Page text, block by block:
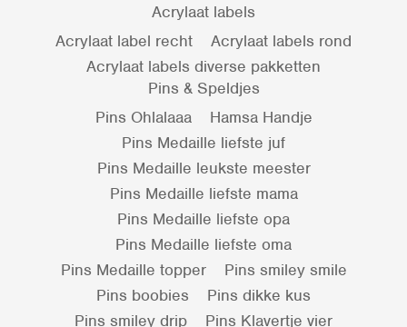
Acrylaat labels
Acrylaat label recht
Acrylaat labels rond
Acrylaat labels diverse pakketten
Pins & Speldjes
Pins Ohlalaaa
Hamsa Handje
Pins Medaille liefste juf
Pins Medaille leukste meester
Pins Medaille liefste mama
Pins Medaille liefste opa
Pins Medaille liefste oma
Pins Medaille topper
Pins smiley smile
Pins boobies
Pins dikke kus
Pins smiley drip
Pins Klavertje vier